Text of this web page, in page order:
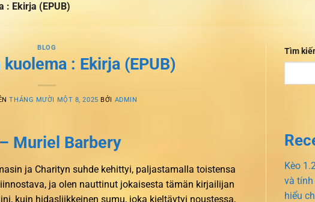
: Ekirja (EPUB)
BLOG
: Ekirja (EPUB)
THÁNG MƯỜI MỘT 8, 2025 BỞI ADMIN
Muriel Barbery
ja Charityn suhde kehittyi, paljastamalla toistensa
ja olen nauttinut jokaisesta tämän kirjailijan
kuin hidasliikkeinen sumu, joka kieltäytyi noustessa,
Tìm
Kèo
và
hiểu